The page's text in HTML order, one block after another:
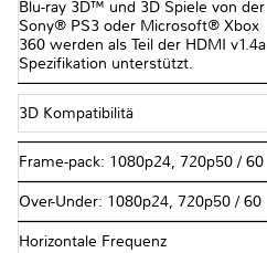
Blu-ray 3D™ und 3D Spiele von der
Sony® PS3 oder Microsoft® Xbox
360 werden als Teil der HDMI v1.4a
Spezifikation unterstützt.
3D Kompatibilitä
Frame-pack: 1080p24, 720p50 / 60
Over-Under: 1080p24, 720p50 / 60
Horizontale Frequenz